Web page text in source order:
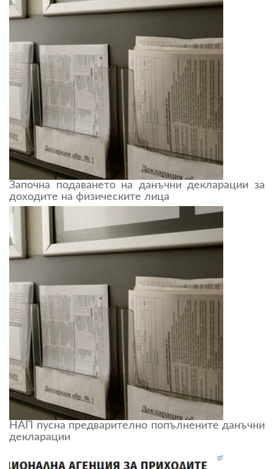
Започна подаването на данъчни декларации за
доходите на физическите лица
НАП пусна предварително попълнените данъчни
декларации